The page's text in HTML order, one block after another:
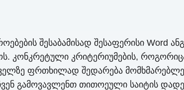
შესაბამისად შესაფერისი Word
კონკრეტული კრიტერიუმების,
ფრთხილად შედარება
გამოვავლენთ თითოეული საიტის